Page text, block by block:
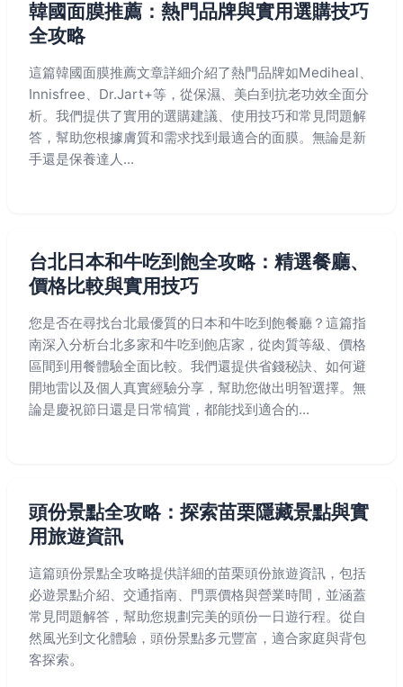
韓國面膜推薦：熱門品牌與實用選購技巧
全攻略
這篇韓國面膜推薦文章詳細介紹了熱門品牌如Mediheal、
Innisfree、Dr.Jart+等，從保濕、美白到抗老功效全面分
析。我們提供了實用的選購建議、使用技巧和常見問題解
答，幫助您根據膚質和需求找到最適合的面膜。無論是新
手還是保養達人...
台北日本和牛吃到飽全攻略：精選餐廳、
價格比較與實用技巧
您是否在尋找台北最優質的日本和牛吃到飽餐廳？這篇指
南深入分析台北多家和牛吃到飽店家，從肉質等級、價格
區間到用餐體驗全面比較。我們還提供省錢秘訣、如何避
開地雷以及個人真實經驗分享，幫助您做出明智選擇。無
論是慶祝節日還是日常犒賞，都能找到適合的...
頭份景點全攻略：探索苗栗隱藏景點與實
用旅遊資訊
這篇頭份景點全攻略提供詳細的苗栗頭份旅遊資訊，包括
必遊景點介紹、交通指南、門票價格與營業時間，並涵蓋
常見問題解答，幫助您規劃完美的頭份一日遊行程。從自
然風光到文化體驗，頭份景點多元豐富，適合家庭與背包
客探索。